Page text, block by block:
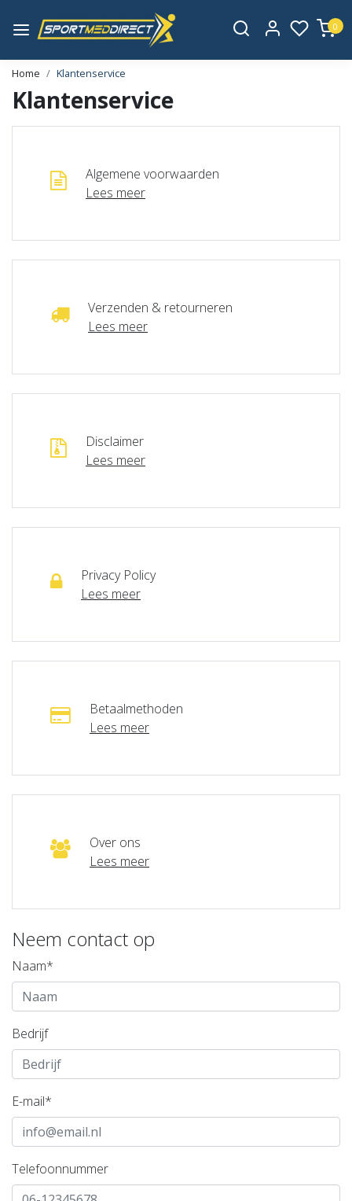
0
Home Klantenservice
Klantenservice
Algemene voorwaarden
Lees meer
Verzenden & retourneren
Lees meer
Disclaimer
Lees meer
Privacy Policy
Lees meer
Betaalmethoden
Lees meer
Over ons
Lees meer
Neem contact op
Naam*
Bedrijf
E-mail*
Telefoonnummer